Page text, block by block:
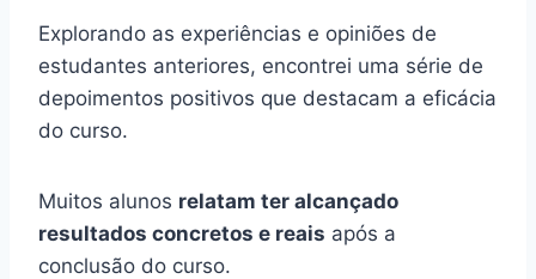
Explorando as experiências e opiniões de
estudantes anteriores, encontrei uma série de
depoimentos positivos que destacam a eficácia
do curso.
Muitos alunos relatam ter alcançado
resultados concretos e reais após a
conclusão do curso.